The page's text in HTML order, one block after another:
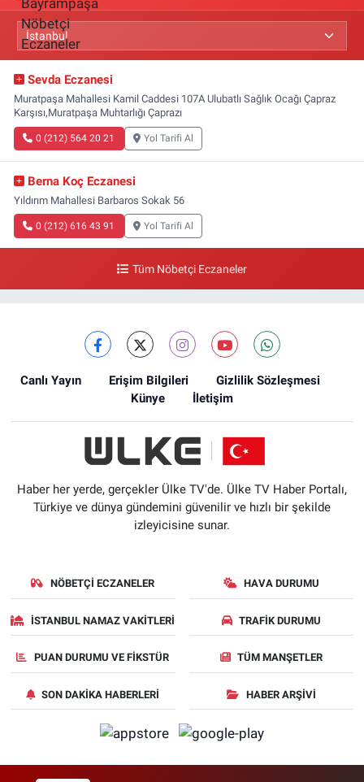
Sevda Eczanesi
Muratpaşa Mahallesi Kamil Caddesi 107A Ulubatlı Sağlık Ocağı Çapraz
Karşısı,Muratpaşa Muhtarlığı Çaprazı
0 (212) 564 20 21 Yol Tarifi Al
Berna Koç Eczanesi
Yıldırım Mahallesi Barbaros Sokak 56
0 (212) 616 43 91 Yol Tarifi Al
Tüm Nöbetçi Eczaneler
Canlı Yayın Erişim Bilgileri
Gizlilik Sözleşmesi
Künye
İletişim
Haber her yerde, gerçekler Ülke TV'de. Ülke TV Haber Portalı,
Türkiye ve dünya gündemini güvenilir ve hızlı bir şekilde
izleyicisine sunar.
NÖBETÇI ECZANELER HAVA DURUMU
İSTANBUL NAMAZ VAKITLERI TRAFIK DURUMU
PUAN DURUMU VE FIKSTÜR TÜM MANŞETLER
SON DAKIKA HABERLERI HABER ARŞIVI